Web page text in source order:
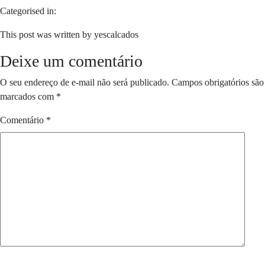
Categorised in:
This post was written by yescalcados
Deixe um comentário
O seu endereço de e-mail não será publicado. Campos obrigatórios são
marcados com *
Comentário *